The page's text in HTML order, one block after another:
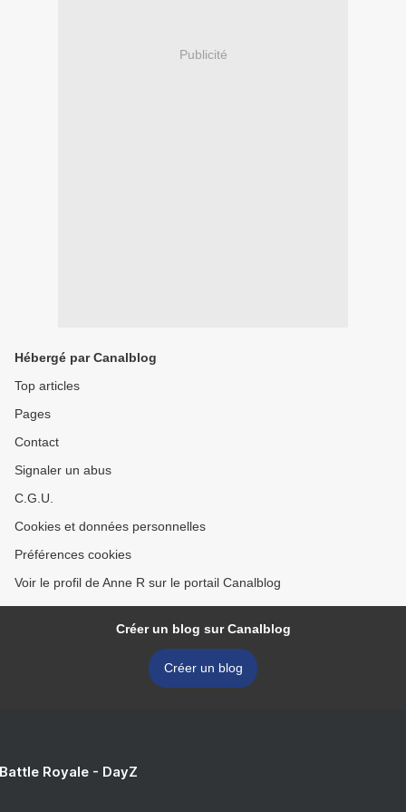
Publicité
Hébergé par Canalblog
Top articles
Pages
Contact
Signaler un abus
C.G.U.
Cookies et données personnelles
Préférences cookies
Voir le profil de Anne R sur le portail Canalblog
Créer un blog sur Canalblog
Créer un blog
Royale - DayZ